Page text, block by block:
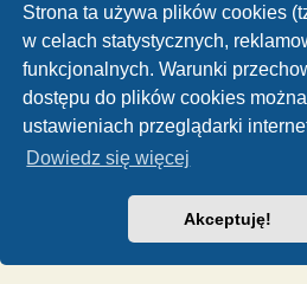
Strona ta używa plików cookies
w celach statystycznych,
funkcjonalnych. Warunki
dostępu do plików cookies
ustawieniach przeglądarki
Dowiedz się więcej
Akceptuję!
Forum Dinozaury.com Strona główna
Technologię dostarczaphpBB® Forum
Polski pakiet językowy
Zasady ochrony danych